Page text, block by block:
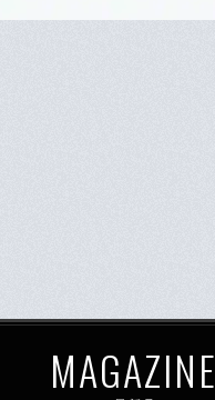
MAGAZINE